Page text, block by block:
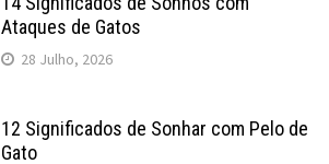
Ataques de Gatos
28 Julho, 2026
12 Significados de Sonhar com Pelo de
Gato